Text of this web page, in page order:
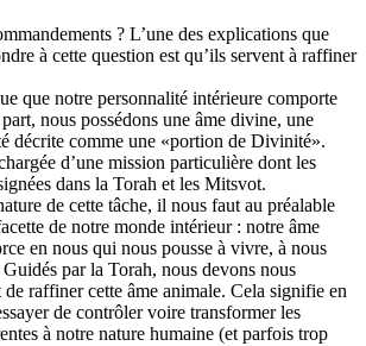
? L’une des explications que
à cette question est qu’ils servent à raffiner
que notre personnalité intérieure comporte
nous possédons une âme divine, une
décrite comme une «portion de Divinité».
d’une mission particulière dont les
dans la Torah et les Mitsvot.
de cette tâche, il nous faut au préalable
de notre monde intérieur : notre âme
en nous qui nous pousse à vivre, à nous
par la Torah, nous devons nous
raffiner cette âme animale. Cela signifie en
de contrôler voire transformer les
à notre nature humaine (et parfois trop